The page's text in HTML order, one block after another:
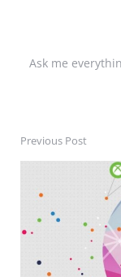
Ask me
PostPrevious Post